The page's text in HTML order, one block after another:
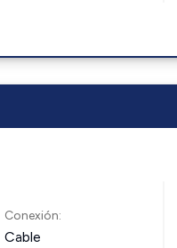
Conexión:
Cable